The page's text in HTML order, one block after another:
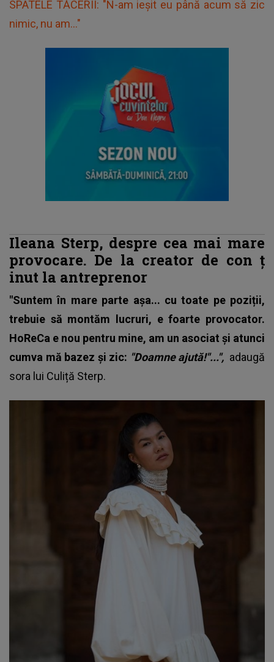
SPATELE TĂCERII: "N-am ieșit eu până acum să zic
nimic, nu am..."
Ileana Sterp, despre cea mai mare
provocare. De la creator de con ț
inut la antreprenor
"Suntem în mare parte așa... cu toate pe poziții,
trebuie să montăm lucruri, e foarte provocator.
HoReCa e nou pentru mine, am un asociat și atunci
cumva mă bazez și zic: "Doamne ajută!"...", adaugă
sora lui Culiță Sterp.